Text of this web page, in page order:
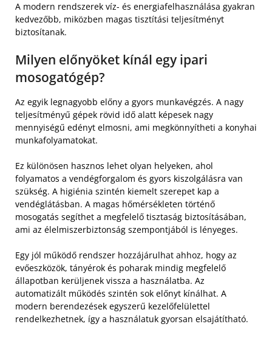
A modern rendszerek víz- és energiafelhasználása gyakran
kedvezőbb, miközben magas tisztítási teljesítményt
biztosítanak.
Milyen előnyöket kínál egy ipari
mosogatógép?
Az egyik legnagyobb előny a gyors munkavégzés. A nagy
teljesítményű gépek rövid idő alatt képesek nagy
mennyiségű edényt elmosni, ami megkönnyítheti a konyhai
munkafolyamatokat.
Ez különösen hasznos lehet olyan helyeken, ahol
folyamatos a vendégforgalom és gyors kiszolgálásra van
szükség. A higiénia szintén kiemelt szerepet kap a
vendéglátásban. A magas hőmérsékleten történő
mosogatás segíthet a megfelelő tisztaság biztosításában,
ami az élelmiszerbiztonság szempontjából is lényeges.
Egy jól működő rendszer hozzájárulhat ahhoz, hogy az
evőeszközök, tányérok és poharak mindig megfelelő
állapotban kerüljenek vissza a használatba. Az
automatizált működés szintén sok előnyt kínálhat. A
modern berendezések egyszerű kezelőfelülettel
rendelkezhetnek, így a használatuk gyorsan elsajátítható.